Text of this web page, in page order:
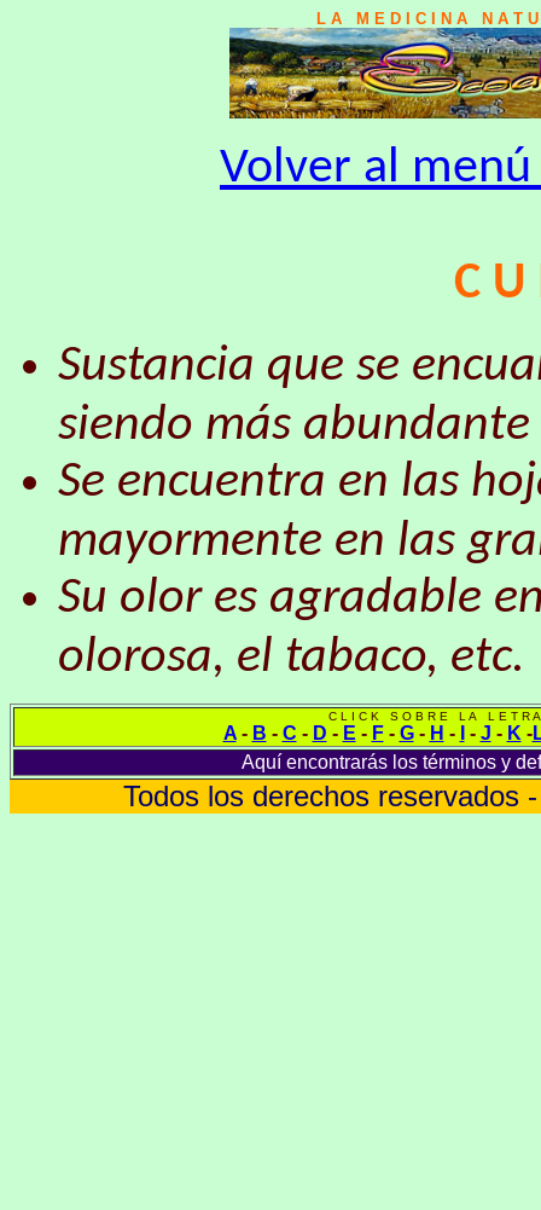
L A M E D I C I N A N A T
Volver al
C
Sustancia que se
siendo más abundante
Se encuentra en las
mayormente en las
Su olor es agradable
olorosa, el tabaco, etc.
C L I C K S O B R E L A L E T R
A- B - C - D - E - F- G- H - - J - K -
Aquí encontrarás los términos y
Todos los derechos reservados